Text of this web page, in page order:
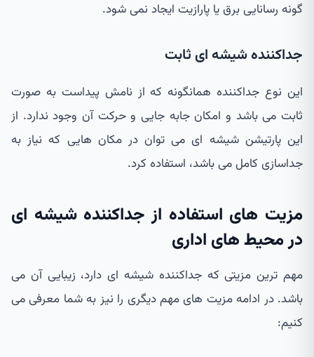
گونه رسانایی برق یا پارازیت ایجاد نمی شود.
جداکننده شیشه ای ثابت
این نوع جداکننده همانگونه که از نامش پیداست به صورت
ثابت می باشد و امکان جابه جایی و حرکت آن وجود ندارد. از
این پارتیشن شیشه ای می توان در مکان هایی که نیاز به
جداسازی کامل می باشد، استفاده کرد.
مزیت های استفاده از جداکننده شیشه ای
در محیط های اداری
مهم ترین مزیتی که جداکننده شیشه ای دارد، زیبایی آن می
باشد. در ادامه مزیت های مهم دیگری را نیز به شما معرفی می
کنیم: